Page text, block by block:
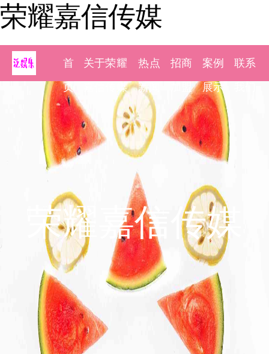
荣耀嘉信传媒
首
页
关于荣耀
嘉信传媒
热点
新闻
招商
加盟
案例
展示
联系
荣耀嘉信传媒